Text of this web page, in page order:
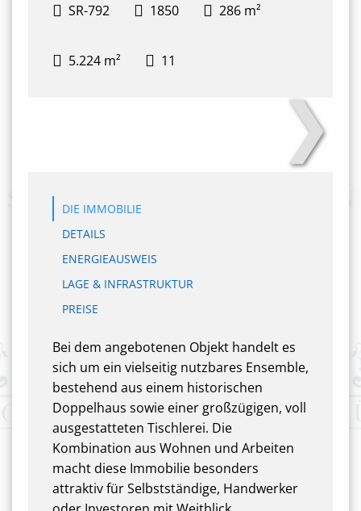
SR-792 1850 286 m²
5.224 m² 11
❯
DIE IMMOBILIE
DETAILS
ENERGIEAUSWEIS
LAGE & INFRASTRUKTUR
PREISE
Bei dem angebotenen Objekt handelt es
sich um ein vielseitig nutzbares Ensemble,
bestehend aus einem historischen
Doppelhaus sowie einer großzügigen, voll
ausgestatteten Tischlerei. Die
Kombination aus Wohnen und Arbeiten
macht diese Immobilie besonders
attraktiv für Selbstständige, Handwerker